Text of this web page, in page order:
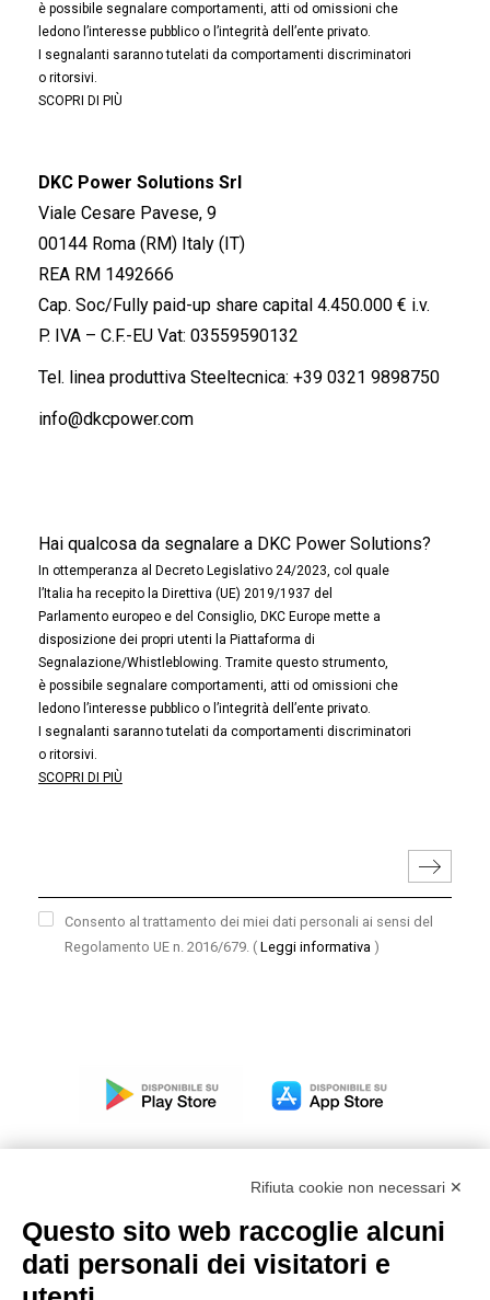
è possibile segnalare comportamenti, atti od omissioni che
ledono l’interesse pubblico o l’integrità dell’ente privato.
I segnalanti saranno tutelati da comportamenti discriminatori
o ritorsivi.
SCOPRI DI PIÙ
DKC Power Solutions Srl
Viale Cesare Pavese, 9
00144 Roma (RM) Italy (IT)
REA RM 1492666
Cap. Soc/Fully paid-up share capital 4.450.000 € i.v.
P. IVA – C.F.-EU Vat: 03559590132
Tel. linea produttiva Steeltecnica: +39 0321 9898750
info@dkcpower.com
Hai qualcosa da segnalare a DKC Power Solutions?
In ottemperanza al Decreto Legislativo 24/2023, col quale
l’Italia ha recepito la Direttiva (UE) 2019/1937 del
Parlamento europeo e del Consiglio, DKC Europe mette a
disposizione dei propri utenti la Piattaforma di
Segnalazione/Whistleblowing. Tramite questo strumento,
è possibile segnalare comportamenti, atti od omissioni che
ledono l’interesse pubblico o l’integrità dell’ente privato.
I segnalanti saranno tutelati da comportamenti discriminatori
o ritorsivi.
SCOPRI DI PIÙ
Consento al trattamento dei miei dati personali ai sensi del
Regolamento UE n. 2016/679. ( Leggi informativa )
Modello organizzativo, gestione e controllo – D. lgs.
231/2001
Rifiuta cookie non necessari ✕
Questo sito web raccoglie alcuni
dati personali dei visitatori e